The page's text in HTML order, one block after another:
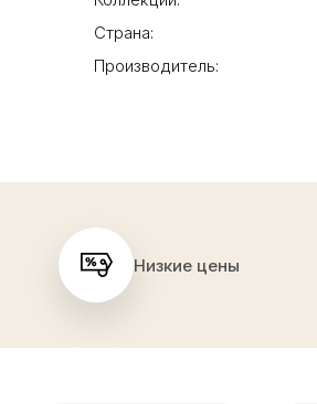
Страна:
Производитель:
Низкие цены